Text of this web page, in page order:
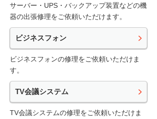
サーバー・UPS・バックアップ装置などの機
器の出張修理をご依頼いただけます。
ビジネスフォン
ビジネスフォンの修理をご依頼いただけま
す。
TV会議システム
TV会議システムの修理をご依頼いただけま